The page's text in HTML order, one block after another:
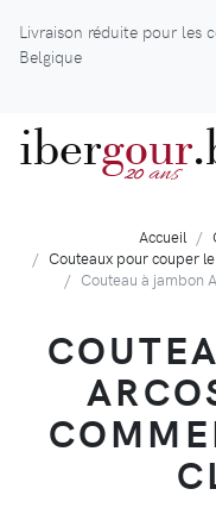
Livraison réduite pour les
Belgique
ibergour
20 ans
Accueil
Couteaux pour couper
Couteau à jambon